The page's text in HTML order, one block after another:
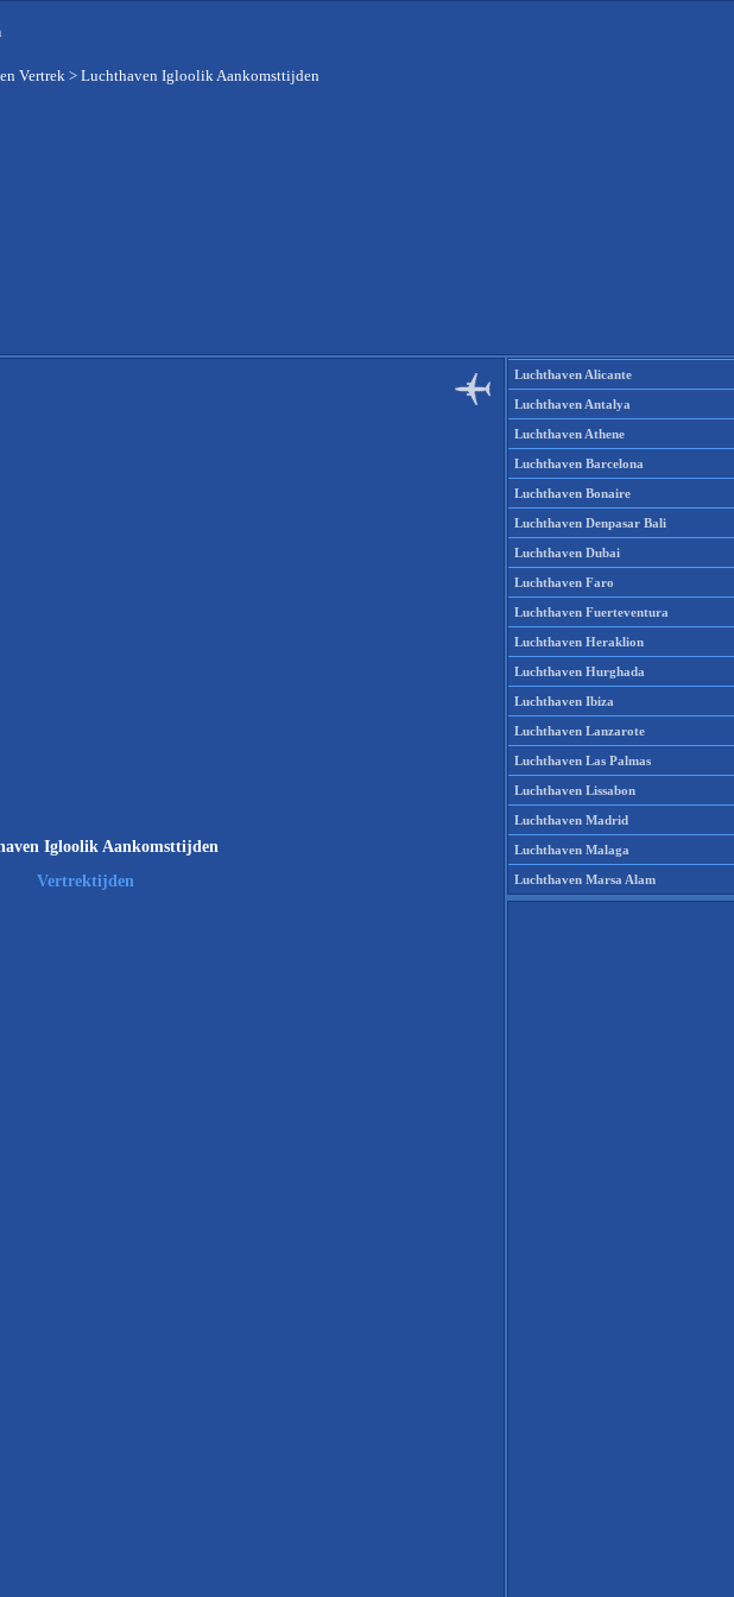
Vertrek > Luchthaven Igloolik Aankomsttijden
Igloolik Aankomsttijden
Vertrektijden
Luchthaven Alicante
Luchthaven Antalya
Luchthaven Athene
Luchthaven Barcelona
Luchthaven Bonaire
Luchthaven Denpasar Bali
Luchthaven Dubai
Luchthaven Faro
Luchthaven Fuerteventura
Luchthaven Heraklion
Luchthaven Hurghada
Luchthaven Ibiza
Luchthaven Lanzarote
Luchthaven Las Palmas
Luchthaven Lissabon
Luchthaven Madrid
Luchthaven Malaga
Luchthaven Marsa Alam